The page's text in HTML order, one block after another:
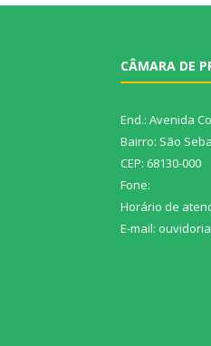
CÂMARA DE
End.: Avenida
Bairro: São
CEP: 68130-000
Fone:
Horário de
E-mail: